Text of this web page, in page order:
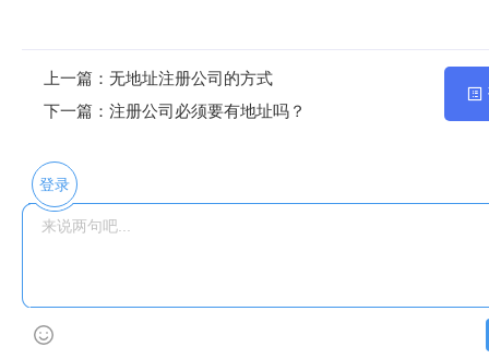
上一篇： 无地址注册公司的方式
下一篇： 注册公司必须要有地址吗？
登录